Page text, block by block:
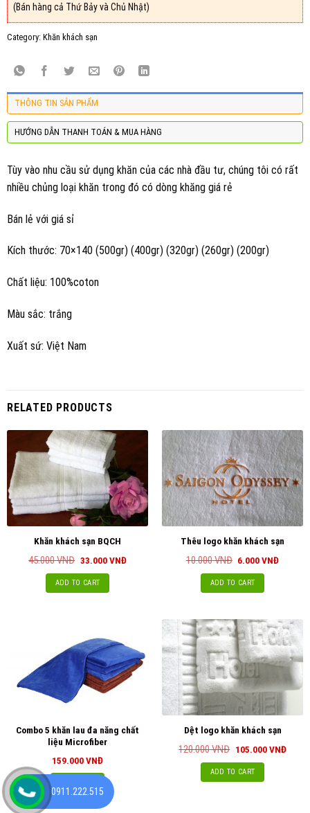
(Bán hàng cả Thứ Bảy và Chủ Nhật)
Category: Khăn khách sạn
THÔNG TIN SẢN PHẨM
HƯỚNG DẪN THANH TOÁN & MUA HÀNG
Tùy vào nhu cầu sử dụng khăn của các nhà đầu tư, chúng tôi có rất
nhiều chủng loại khăn trong đó có dòng khăng giá rẻ
Bán lẻ với giá sỉ
Kích thước: 70×140 (500gr) (400gr) (320gr) (260gr) (200gr)
Chất liệu: 100%coton
Màu sắc: trắng
Xuất sứ: Việt Nam
RELATED PRODUCTS
Khăn khách sạn BQCH
45.000VNĐ 33.000VNĐ
ADD TO CART
Thêu logo khăn khách sạn
10.000VNĐ 6.000VNĐ
ADD TO CART
Combo 5 khăn lau đa năng chất
liệu Microfiber
159.000VNĐ
Dệt logo khăn khách sạn
120.000VNĐ 105.000VNĐ
ADD TO CART
0911.222.515